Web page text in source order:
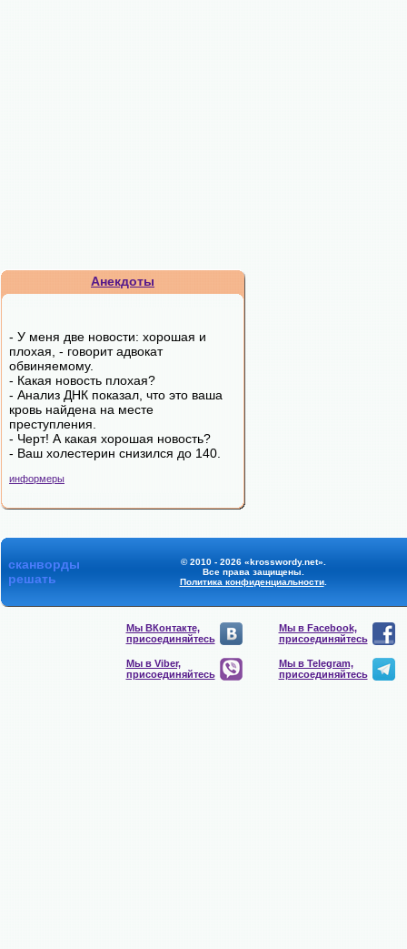
Анекдоты
- У меня две новости: хорошая и
плохая, - говорит адвокат
обвиняемому.
- Какая новость плохая?
- Анализ ДНК показал, что это ваша
кровь найдена на месте
преступления.
- Черт! А какая хорошая новость?
- Ваш холестерин снизился до 140.
информеры
сканворды
решать
© 2010 - 2026 «krosswordy.net».
Все права защищены.
Политика конфиденциальности.
Мы ВКонтакте,
присоединяйтесь
Мы в Facebook,
присоединяйтесь
Мы в Viber,
присоединяйтесь
Мы в Telegram,
присоединяйтесь